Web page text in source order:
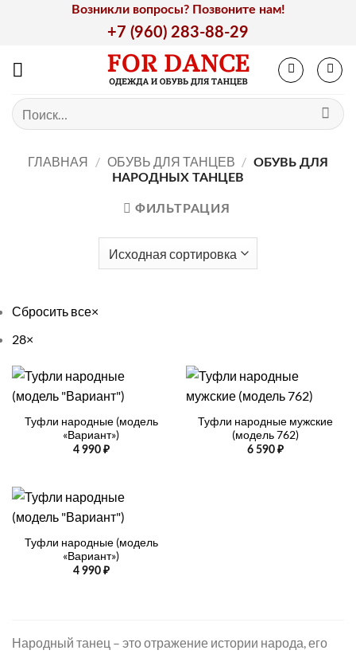
Возникли вопросы? Позвоните нам!
+7 (960) 283-88-29
Искать:
ГЛАВНАЯ / ОБУВЬ ДЛЯ ТАНЦЕВ / ОБУВЬ ДЛЯ
НАРОДНЫХ ТАНЦЕВ
ФИЛЬТРАЦИЯ
Сбросить все×
28×
Туфли народные (модель
«Вариант»)
4 990 ₽
Туфли народные мужские
(модель 762)
6 590 ₽
Туфли народные (модель
«Вариант»)
4 990 ₽
Народный танец – это отражение истории народа, его